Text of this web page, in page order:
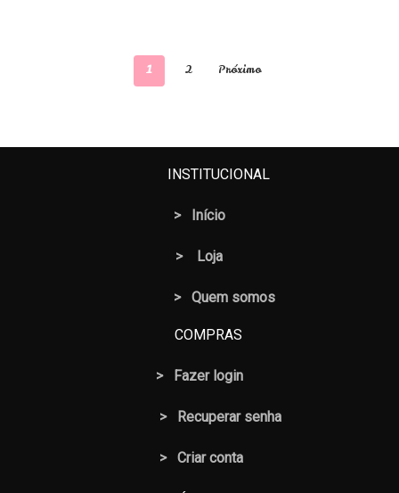
1 2 Próximo
INSTITUCIONAL
> Início
> Loja
> Quem somos
COMPRAS
> Fazer login
> Recuperar senha
> Criar conta